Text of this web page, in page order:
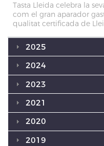
Tasta Lleida celebra la
com el gran aparador
qualitat certificada de
2025
2024
2023
2021
2020
2019